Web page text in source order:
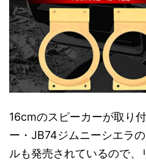
16cmのスピーカーが取り
ー・JB74ジムニーシエラ
ルも発売されているので